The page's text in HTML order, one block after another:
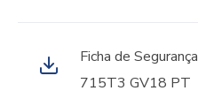
Ficha de Segurança
715T3 GV18 PT